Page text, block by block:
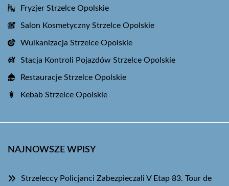
Fryzjer Strzelce Opolskie
Salon Kosmetyczny Strzelce Opolskie
Wulkanizacja Strzelce Opolskie
Stacja Kontroli Pojazdów Strzelce Opolskie
Restauracje Strzelce Opolskie
Kebab Strzelce Opolskie
NAJNOWSZE WPISY
Strzeleccy Policjanci Zabezpieczali V Etap 83. Tour de